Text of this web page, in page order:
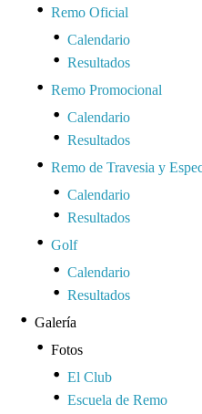
Remo Oficial
Calendario
Resultados
Remo Promocional
Calendario
Resultados
Remo de Travesia y
Calendario
Resultados
Golf
Calendario
Resultados
Galería
Fotos
El Club
Escuela de Remo